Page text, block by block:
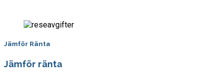
Jämför Ränta
Jämför ränta